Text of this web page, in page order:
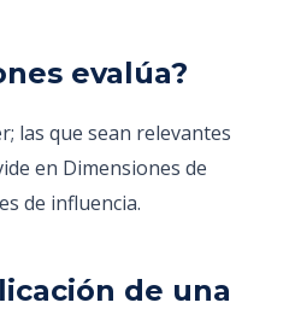
evalúa?
las que sean relevantes
en Dimensiones de
de influencia.
de una